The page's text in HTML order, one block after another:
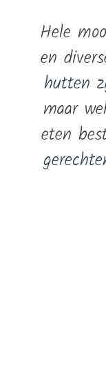
Hele
en
hutten
maar
eten